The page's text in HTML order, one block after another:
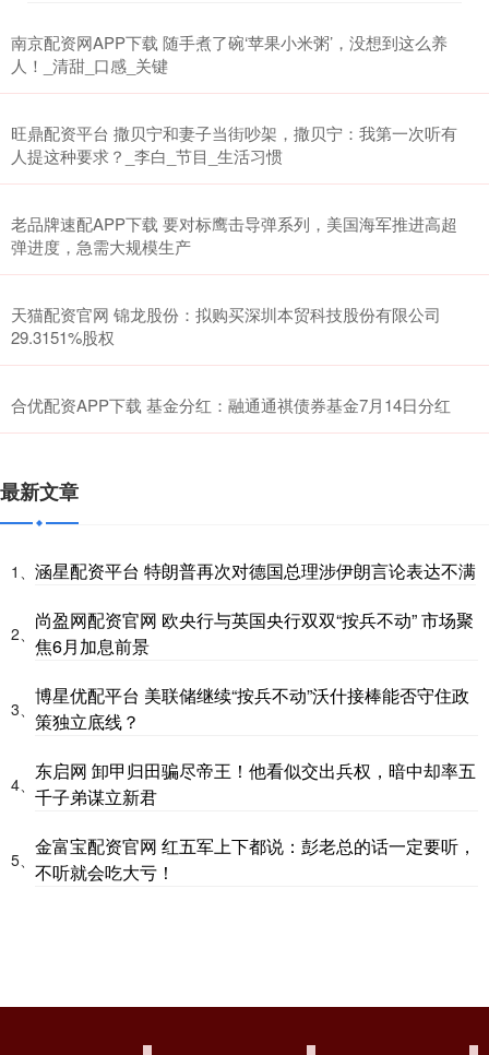
南京配资网APP下载 随手煮了碗‘苹果小米粥’，没想到这么养
人！_清甜_口感_关键
旺鼎配资平台 撒贝宁和妻子当街吵架，撒贝宁：我第一次听有
人提这种要求？_李白_节目_生活习惯
老品牌速配APP下载 要对标鹰击导弹系列，美国海军推进高超
弹进度，急需大规模生产
天猫配资官网 锦龙股份：拟购买深圳本贸科技股份有限公司
29.3151%股权
合优配资APP下载 基金分红：融通通祺债券基金7月14日分红
最新文章
1、 涵星配资平台 特朗普再次对德国总理涉伊朗言论表达不满
2、
尚盈网配资官网 欧央行与英国央行双双“按兵不动” 市场聚
焦6月加息前景
3、
博星优配平台 美联储继续“按兵不动”沃什接棒能否守住政
策独立底线？
4、
东启网 卸甲归田骗尽帝王！他看似交出兵权，暗中却率五
千子弟谋立新君
5、
金富宝配资官网 红五军上下都说：彭老总的话一定要听，
不听就会吃大亏！